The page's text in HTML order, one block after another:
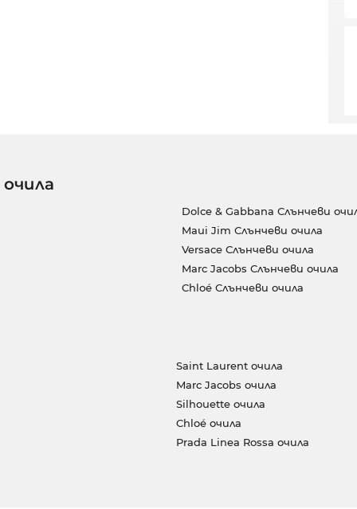
Dolce & Gabbana Слънчеви
Maui Jim Слънчеви очила
Versace Слънчеви очила
Marc Jacobs Слънчеви очила
Chloé Слънчеви очила
Saint Laurent очила
Marc Jacobs очила
Silhouette очила
Chloé очила
Prada Linea Rossa очила